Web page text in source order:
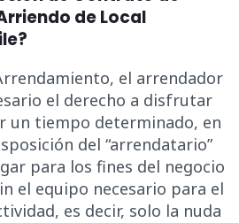
de Local
el arrendador
el derecho a disfrutar
un tiempo determinado, en
del “arrendatario”
para los fines del negocio
el equipo necesario para el
es decir, solo la nuda